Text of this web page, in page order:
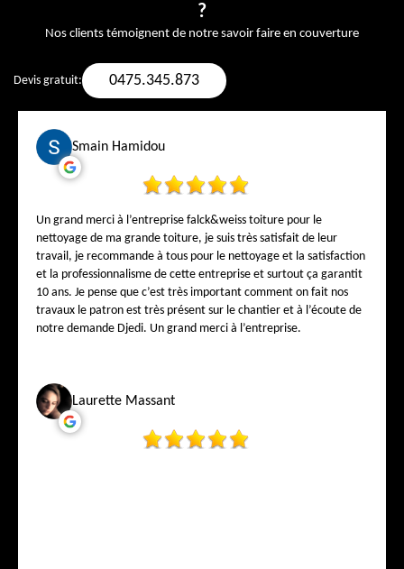
?
Nos clients témoignent de notre savoir faire en couverture
Devis gratuit: 0475.345.873
Smain Hamidou
Un grand merci à l’entreprise falck&weiss toiture pour le
nettoyage de ma grande toiture, je suis très satisfait de leur
travail, je recommande à tous pour le nettoyage et la satisfaction
et la professionnalisme de cette entreprise et surtout ça garantit
10 ans. Je pense que c’est très important comment on fait nos
travaux le patron est très présent sur le chantier et à l’écoute de
notre demande Djedi. Un grand merci à l’entreprise.
Laurette Massant